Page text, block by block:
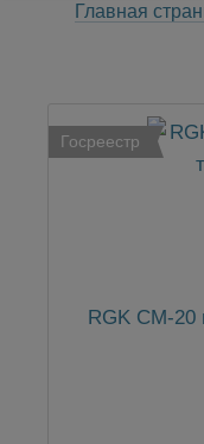
Главная
Госреестр
RGK CM-